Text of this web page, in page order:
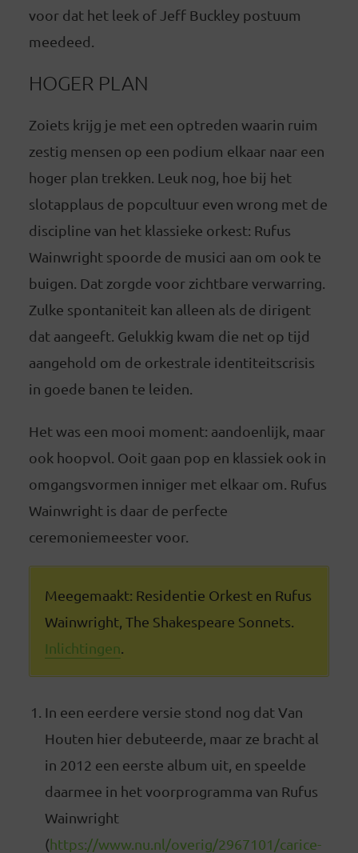
voor dat het leek of Jeff Buckley postuum
meedeed.
HOGER PLAN
Zoiets krijg je met een optreden waarin ruim
zestig mensen op een podium elkaar naar een
hoger plan trekken. Leuk nog, hoe bij het
slotapplaus de popcultuur even wrong met de
discipline van het klassieke orkest: Rufus
Wainwright spoorde de musici aan om ook te
buigen. Dat zorgde voor zichtbare verwarring.
Zulke spontaniteit kan alleen als de dirigent
dat aangeeft. Gelukkig kwam die net op tijd
aangehold om de orkestrale identiteitscrisis
in goede banen te leiden.
Het was een mooi moment: aandoenlijk, maar
ook hoopvol. Ooit gaan pop en klassiek ook in
omgangsvormen inniger met elkaar om. Rufus
Wainwright is daar de perfecte
ceremoniemeester voor.
Meegemaakt: Residentie Orkest en Rufus
Wainwright, The Shakespeare Sonnets.
Inlichtingen
In een eerdere versie stond nog dat Van
Houten hier debuteerde, maar ze bracht al
in 2012 een eerste album uit, en speelde
daarmee in het voorprogramma van Rufus
Wainwright
(https://www.nu.nl/overig/2967101/carice-